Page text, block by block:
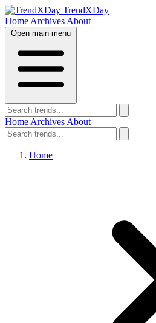
TrendXDay
Home Archives About
Open main menu
Home Archives About
Home